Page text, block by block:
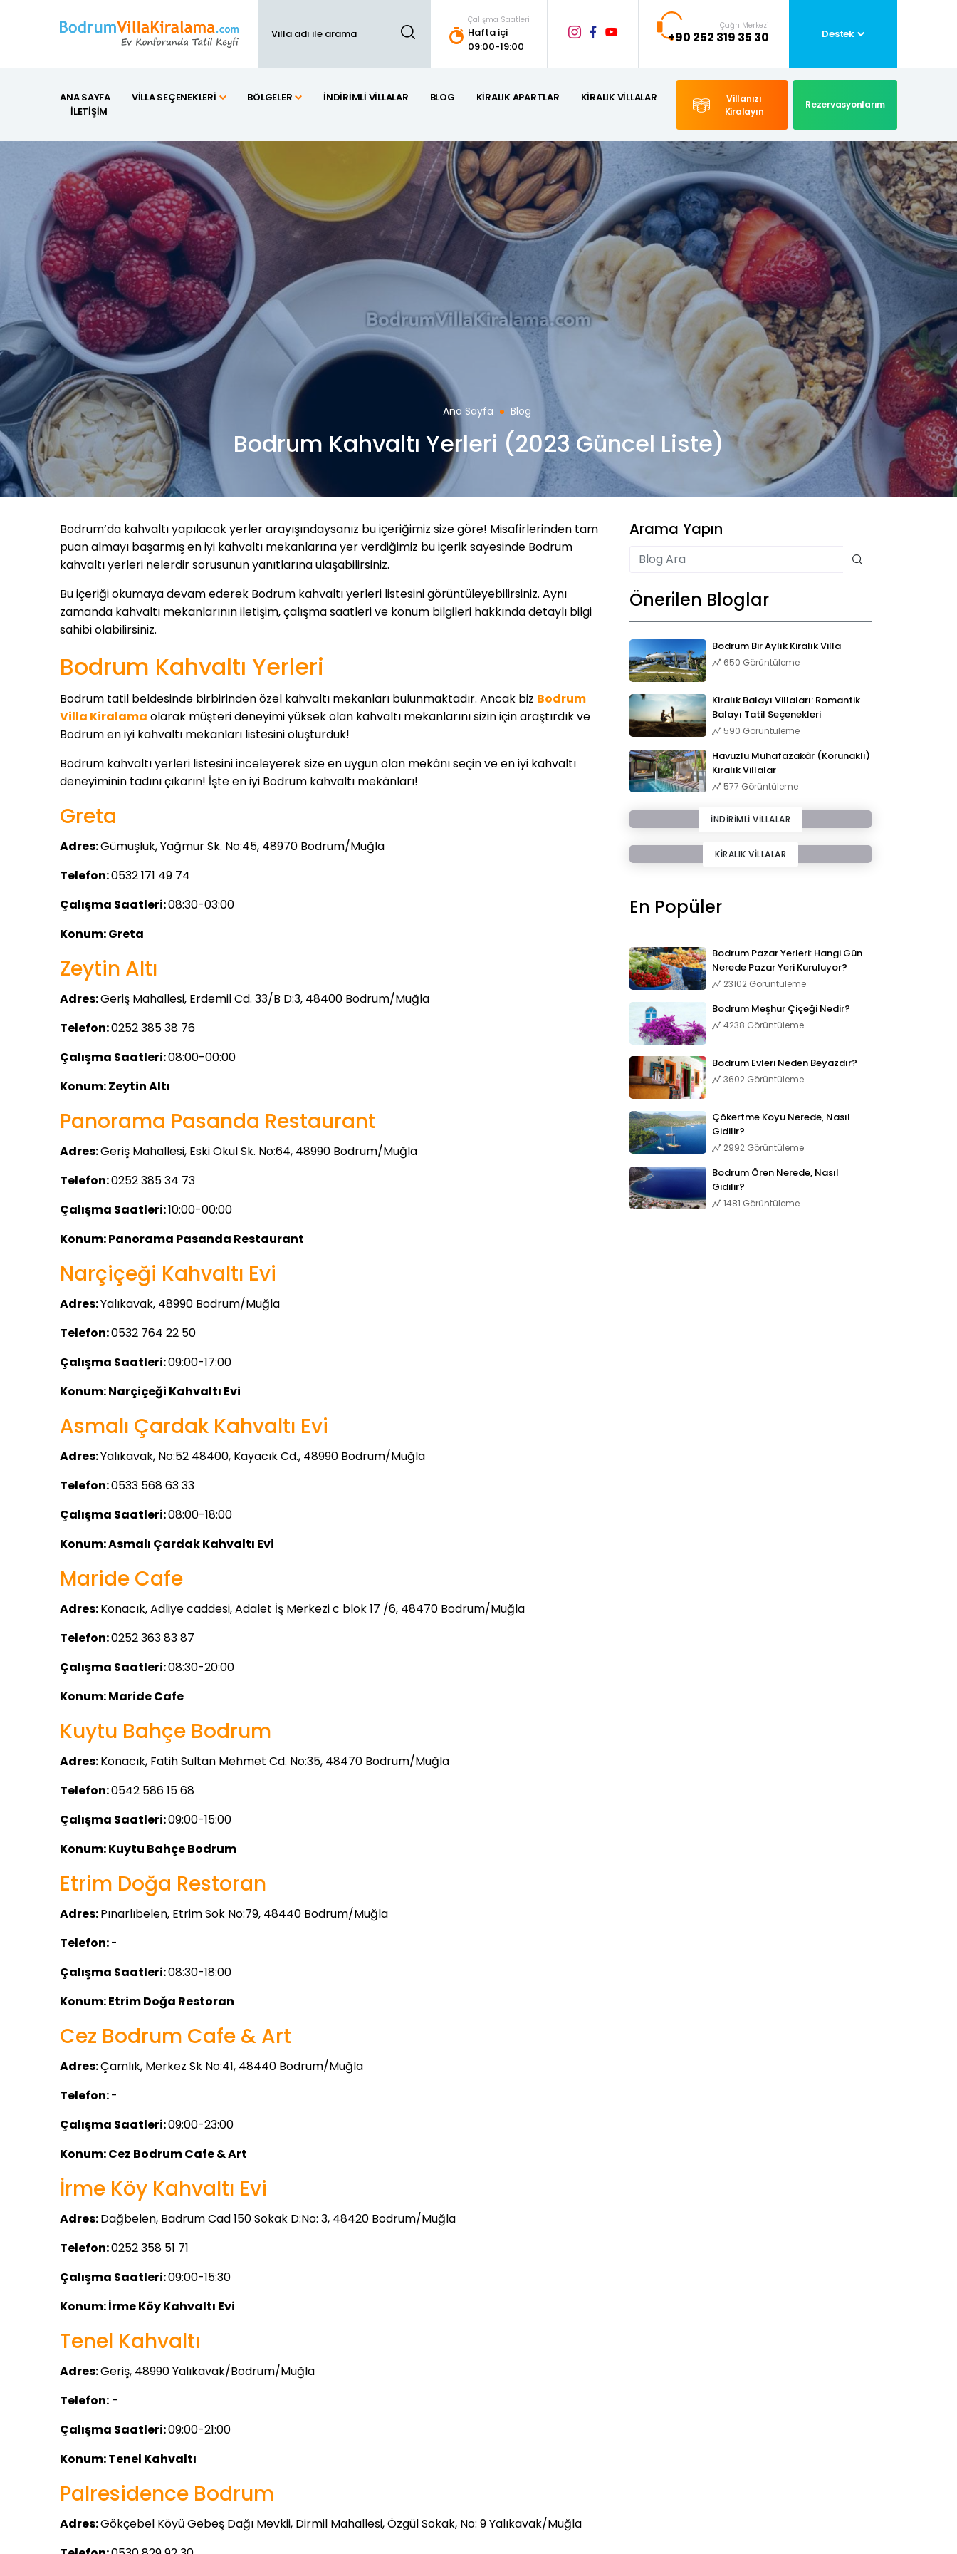
Çalışma Saatleri
Hafta içi
09:00-19:00
Çağrı Merkezi
+90 252 319 35 30 Destek
ANA SAYFA VILLA SEÇENEKLERI BÖLGELER İNDIRIMLI VILLALAR BLOG KIRALIK APARTLAR
KIRALIK VILLALAR
İLETIŞIM
Villanızı
Kiralayın
Rezervasyonlarım
Ana Sayfa Blog
Bodrum Kahvaltı Yerleri (2023 Güncel Liste)
Bodrum’da kahvaltı yapılacak yerler arayışındaysanız bu içeriğimiz size göre! Misafirlerinden tam
puan almayı başarmış en iyi kahvaltı mekanlarına yer verdiğimiz bu içerik sayesinde Bodrum
kahvaltı yerleri nelerdir sorusunun yanıtlarına ulaşabilirsiniz.
Bu içeriği okumaya devam ederek Bodrum kahvaltı yerleri listesini görüntüleyebilirsiniz. Aynı
zamanda kahvaltı mekanlarının iletişim, çalışma saatleri ve konum bilgileri hakkında detaylı bilgi
sahibi olabilirsiniz.
Bodrum Kahvaltı Yerleri
Bodrum tatil beldesinde birbirinden özel kahvaltı mekanları bulunmaktadır. Ancak biz Bodrum
Villa Kiralama olarak müşteri deneyimi yüksek olan kahvaltı mekanlarını sizin için araştırdık ve
Bodrum en iyi kahvaltı mekanları listesini oluşturduk!
Bodrum kahvaltı yerleri listesini inceleyerek size en uygun olan mekânı seçin ve en iyi kahvaltı
deneyiminin tadını çıkarın! İşte en iyi Bodrum kahvaltı mekânları!
Greta
Adres:Gümüşlük, Yağmur Sk. No:45, 48970 Bodrum/Muğla
Telefon:0532 171 49 74
Çalışma Saatleri:08:30-03:00
Konum:Greta
Zeytin Altı
Adres:Geriş Mahallesi, Erdemil Cd. 33/B D:3, 48400 Bodrum/Muğla
Telefon:0252 385 38 76
Çalışma Saatleri:08:00-00:00
Konum:Zeytin Altı
Panorama Pasanda Restaurant
Adres:Geriş Mahallesi, Eski Okul Sk. No:64, 48990 Bodrum/Muğla
Telefon:0252 385 34 73
Çalışma Saatleri:10:00-00:00
Konum:Panorama Pasanda Restaurant
Narçiçeği Kahvaltı Evi
Adres:Yalıkavak, 48990 Bodrum/Muğla
Telefon:0532 764 22 50
Çalışma Saatleri:09:00-17:00
Konum:Narçiçeği Kahvaltı Evi
Asmalı Çardak Kahvaltı Evi
Adres:Yalıkavak, No:52 48400, Kayacık Cd., 48990 Bodrum/Muğla
Telefon:0533 568 63 33
Çalışma Saatleri:08:00-18:00
Konum:Asmalı Çardak Kahvaltı Evi
Maride Cafe
Adres:Konacık, Adliye caddesi, Adalet İş Merkezi c blok 17 /6, 48470 Bodrum/Muğla
Telefon:0252 363 83 87
Çalışma Saatleri:08:30-20:00
Konum:Maride Cafe
Kuytu Bahçe Bodrum
Adres:Konacık, Fatih Sultan Mehmet Cd. No:35, 48470 Bodrum/Muğla
Telefon:0542 586 15 68
Çalışma Saatleri:09:00-15:00
Konum:Kuytu Bahçe Bodrum
Etrim Doğa Restoran
Adres:Pınarlıbelen, Etrim Sok No:79, 48440 Bodrum/Muğla
Telefon:-
Çalışma Saatleri:08:30-18:00
Konum:Etrim Doğa Restoran
Cez Bodrum Cafe & Art
Adres:Çamlık, Merkez Sk No:41, 48440 Bodrum/Muğla
Telefon:-
Çalışma Saatleri:09:00-23:00
Konum:Cez Bodrum Cafe & Art
İrme Köy Kahvaltı Evi
Adres:Dağbelen, Badrum Cad 150 Sokak D:No: 3, 48420 Bodrum/Muğla
Telefon:0252 358 51 71
Çalışma Saatleri:09:00-15:30
Konum:İrme Köy Kahvaltı Evi
Tenel Kahvaltı
Adres:Geriş, 48990 Yalıkavak/Bodrum/Muğla
Telefon: -
Çalışma Saatleri:09:00-21:00
Konum:Tenel Kahvaltı
Palresidence Bodrum
Adres:Gökçebel Köyü Gebeş Dağı Mevkii, Dirmil Mahallesi, Özgül Sokak, No: 9 Yalıkavak/Muğla
Arama Yapın
Önerilen Bloglar
Bodrum Bir Aylık Kiralık Villa
650 Görüntüleme
Kiralık Balayı Villaları: Romantik
Balayı Tatil Seçenekleri
590 Görüntüleme
Havuzlu Muhafazakâr (Korunaklı)
Kiralık Villalar
577 Görüntüleme
İNDİRİMLİ VİLLALAR
KİRALIK VİLLALAR
En Popüler
Bodrum Pazar Yerleri: Hangi Gün
Nerede Pazar Yeri Kuruluyor?
23102 Görüntüleme
Bodrum Meşhur Çiçeği Nedir?
4238 Görüntüleme
Bodrum Evleri Neden Beyazdır?
3602 Görüntüleme
Çökertme Koyu Nerede, Nasıl
Gidilir?
2992 Görüntüleme
Bodrum Ören Nerede, Nasıl
Gidilir?
1481 Görüntüleme